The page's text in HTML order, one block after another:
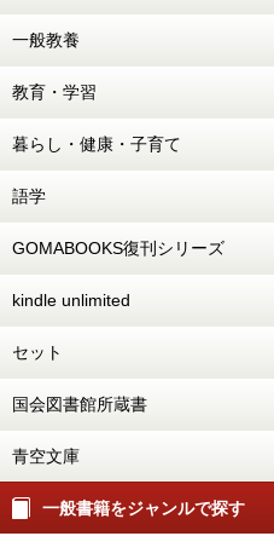
一般教養
教育・学習
暮らし・健康・子育て
語学
GOMABOOKS復刊シリーズ
kindle unlimited
セット
国会図書館所蔵書
青空文庫
一般書籍をジャンルで探す